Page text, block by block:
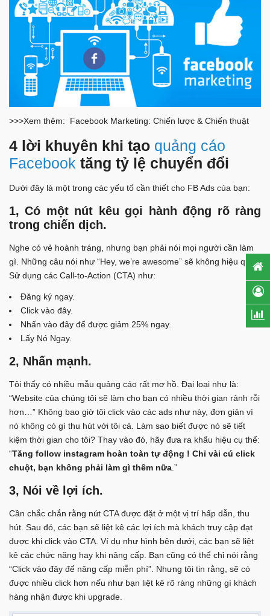
>>>Xem thêm: Facebook Marketing: Chiến lược & Chiến thuật
4 lời khuyên khi tạo quảng cáo
Facebook tăng tỷ lệ chuyển đổi
Dưới đây là một trong các yếu tố cần thiết cho FB Ads của bạn:
1, Có một nút kêu gọi hành động rõ ràng
trong chiến dịch.
Nghe có vẻ hoành tráng, nhưng bạn phải nói mọi người cần làm
gì. Những câu nói như “Hey, we’re awesome” sẽ không hiệu quả.
Sử dụng các Call-to-Action (CTA) như:
Đăng ký ngay.
Click vào đây.
Nhấn vào đây để được giảm 25% ngay.
Lấy Nó Ngay.
2, Nhấn mạnh.
Tôi thấy có nhiều mẫu quảng cáo rất mơ hồ. Đại loại như là:
“Website của chúng tôi sẽ làm cho bạn có nhiều thời gian rảnh rỗi
hơn…” Không bao giờ tôi click vào các ads như này, đơn giản vì
nó không có gì thu hút với tôi cả. Làm sao biết được nó sẽ tiết
kiệm thời gian cho tôi? Thay vào đó, hãy đưa ra khẩu hiệu cụ thể:
“Tăng follow instagram hoàn toàn tự động ! Chỉ vài cú click
chuột, bạn không phải làm gì thêm nữa.”
3, Nói về lợi ích.
Cần chắc chắn rằng nút CTA được đặt ở một vị trí hấp dẫn, thu
hút. Sau đó, các bạn sẽ liệt kê các lợi ích mà khách truy cập đạt
được khi click vào CTA. Ví dụ như hình bên dưới, các bạn sẽ liệt
kê các chức năng hay khi nâng cấp. Bạn cũng có thể chỉ nói rằng
“Click vào đây để nâng cấp miễn phí”. Nhưng tôi tin rằng, sẽ có
được nhiều click hơn nếu như bạn liệt kê rõ ràng những gì khách
hàng nhận được khi upgrade.